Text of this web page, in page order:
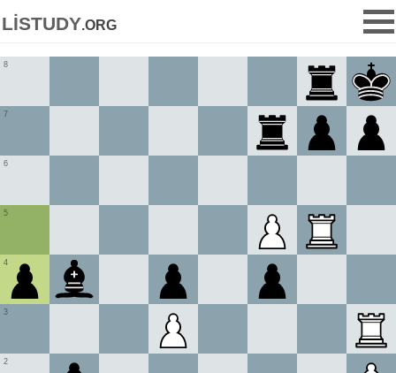
listudy.org
2
3
4
5
6
7
8